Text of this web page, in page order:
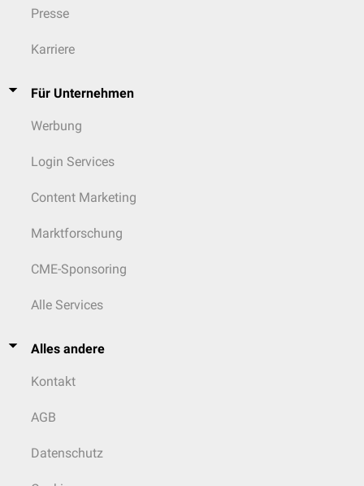
Presse
Karriere
Für Unternehmen
Werbung
Login Services
Content Marketing
Marktforschung
CME-Sponsoring
Alle Services
Alles andere
Kontakt
AGB
Datenschutz